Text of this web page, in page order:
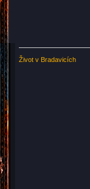
Život v Bradavicích